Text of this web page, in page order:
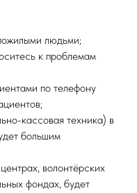
людьми;
к проблемам
по телефону
кассовая техника) в
большим
волонтёрских
фондах, будет